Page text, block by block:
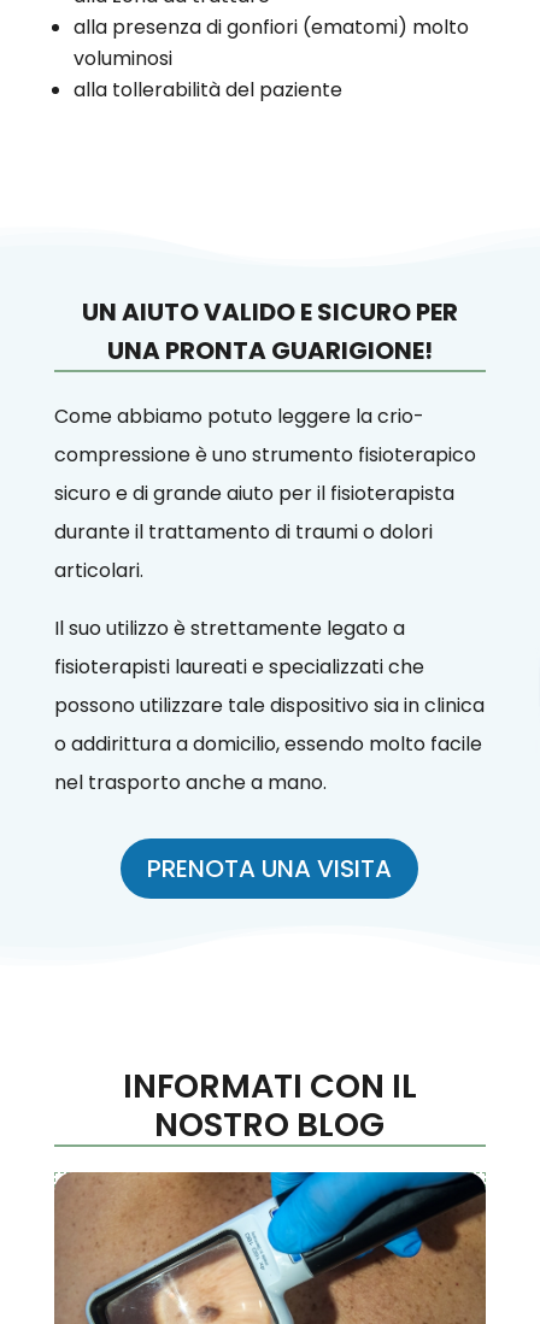
alla presenza di gonfiori (ematomi) molto
voluminosi
alla tollerabilità del paziente
UN AIUTO VALIDO E SICURO PER
UNA PRONTA GUARIGIONE!
Come abbiamo potuto leggere la crio-
compressione è uno strumento fisioterapico
sicuro e di grande aiuto per il fisioterapista
durante il trattamento di traumi o dolori
articolari.
Il suo utilizzo è strettamente legato a
fisioterapisti laureati e specializzati che
possono utilizzare tale dispositivo sia in clinica
o addirittura a domicilio, essendo molto facile
nel trasporto anche a mano.
PRENOTA UNA VISITA
INFORMATI CON IL
NOSTRO BLOG